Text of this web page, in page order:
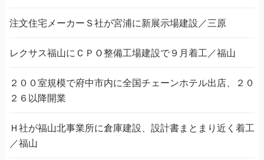
注文住宅メーカーＳ社が宮浦に新展示場建設／三原
レクサス福山にＣＰＯ整備工場建設で９月着工／福山
２００室規模で府中市内に全国チェーンホテル出店、２０
２６以降開業
Ｈ社が福山北事業所に倉庫建設、設計書まとまり近く着工
／福山